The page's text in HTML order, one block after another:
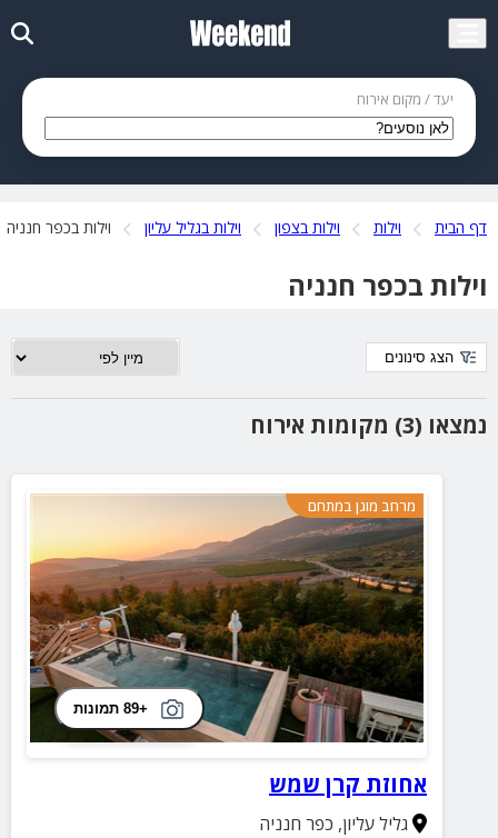
יעד / מקום אירוח
דף הבית וילות וילות בצפון וילות בגליל עליון וילות בכפר חנניה
וילות בכפר חנניה
נמצאו (3) מקומות אירוח
הצג סינונים
מרחב מוגן במתחם
+89 תמונות
אחוזת קרן שמש
גליל עליון, כפר חנניה